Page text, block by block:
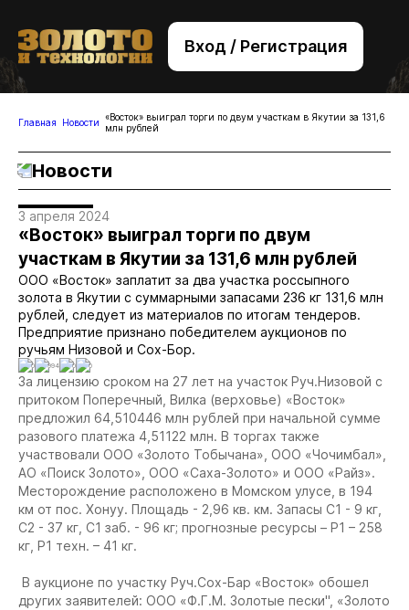
Вход / Регистрация
+7 (495) 221-76-32
bsv@zolteh.ru
Главная Новости «Восток» выиграл торги по двум участкам в Якутии за 131,6
млн рублей
Новости
3 апреля 2024
«Восток» выиграл торги по двум
участкам в Якутии за 131,6 млн рублей
ООО «Восток» заплатит за два участка россыпного
золота в Якутии с суммарными запасами 236 кг 131,6 млн
рублей, следует из материалов по итогам тендеров.
Предприятие признано победителем аукционов по
ручьям Низовой и Сох-Бор.
0 994 0 0
За лицензию сроком на 27 лет на участок Руч.Низовой с
притоком Поперечный, Вилка (верховье) «Восток»
предложил 64,510446 млн рублей при начальной сумме
разового платежа 4,51122 млн. В торгах также
участвовали ООО «Золото Тобычана», ООО «Чочимбал»,
АО «Поиск Золото», ООО «Саха-Золото» и ООО «Райз».
Месторождение расположено в Момском улусе, в 194
км от пос. Хонуу. Площадь - 2,96 кв. км. Запасы С1 - 9 кг,
С2 - 37 кг, С1 заб. - 96 кг; прогнозные ресурсы – Р1 – 258
кг, Р1 техн. – 41 кг.
В аукционе по участку Руч.Сох-Бар «Восток» обошел
других заявителей: ООО «Ф.Г.М. Золотые пески", «Золото